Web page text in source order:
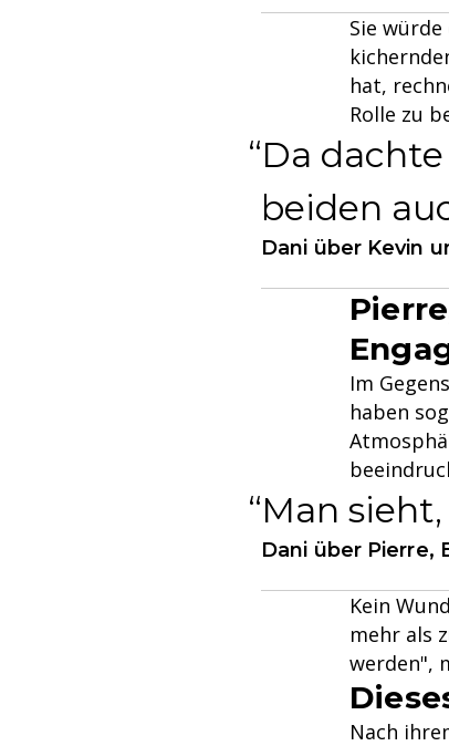
Sie
hat,
Rolle zu
Da
beiden
Dani über Kevin
Im
haben
Man
Dani über Pierre,
Kein
mehr als
werden",
Nach